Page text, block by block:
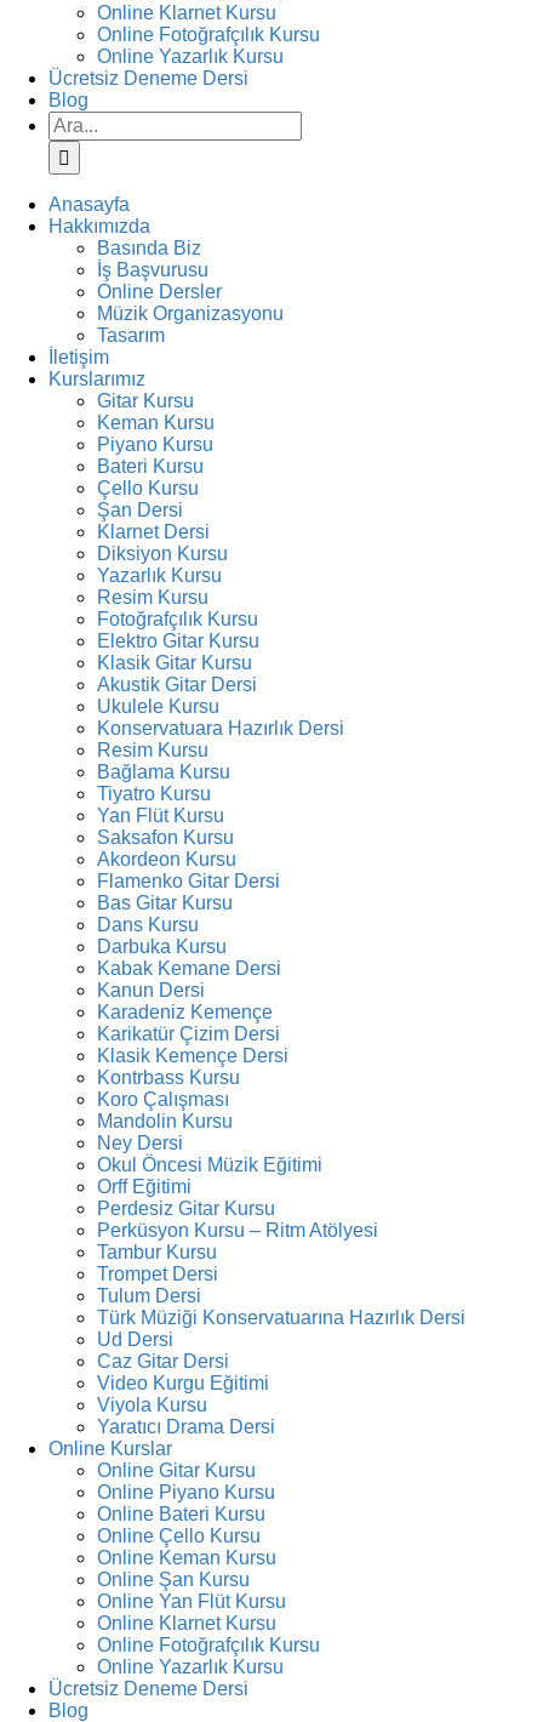
Online Klarnet Kursu
Online Fotoğrafçılık Kursu
Online Yazarlık Kursu
Ücretsiz Deneme Dersi
Blog
Ara:
Anasayfa
Hakkımızda
Basında Biz
İş Başvurusu
Online Dersler
Müzik Organizasyonu
Tasarım
İletişim
Kurslarımız
Gitar Kursu
Keman Kursu
Piyano Kursu
Bateri Kursu
Çello Kursu
Şan Dersi
Klarnet Dersi
Diksiyon Kursu
Yazarlık Kursu
Resim Kursu
Fotoğrafçılık Kursu
Elektro Gitar Kursu
Klasik Gitar Kursu
Akustik Gitar Dersi
Ukulele Kursu
Konservatuara Hazırlık Dersi
Resim Kursu
Bağlama Kursu
Tiyatro Kursu
Yan Flüt Kursu
Saksafon Kursu
Akordeon Kursu
Flamenko Gitar Dersi
Bas Gitar Kursu
Dans Kursu
Darbuka Kursu
Kabak Kemane Dersi
Kanun Dersi
Karadeniz Kemençe
Karikatür Çizim Dersi
Klasik Kemençe Dersi
Kontrbass Kursu
Koro Çalışması
Mandolin Kursu
Ney Dersi
Okul Öncesi Müzik Eğitimi
Orff Eğitimi
Perdesiz Gitar Kursu
Perküsyon Kursu – Ritm Atölyesi
Tambur Kursu
Trompet Dersi
Tulum Dersi
Türk Müziği Konservatuarına Hazırlık Dersi
Ud Dersi
Caz Gitar Dersi
Video Kurgu Eğitimi
Viyola Kursu
Yaratıcı Drama Dersi
Online Kurslar
Online Gitar Kursu
Online Piyano Kursu
Online Bateri Kursu
Online Çello Kursu
Online Keman Kursu
Online Şan Kursu
Online Yan Flüt Kursu
Online Klarnet Kursu
Online Fotoğrafçılık Kursu
Online Yazarlık Kursu
Ücretsiz Deneme Dersi
Blog